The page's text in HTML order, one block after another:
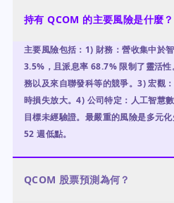
持有 QCOM 的主要風險是什麼？
主要風險包括：1) 財務：營收集中於
3.5%，且派息率 68.7% 限制了靈活
務以及來自聯發科等的競爭。3) 宏觀
時損失放大。4) 公司特定：人工智慧
目標未經驗證。最嚴重的風險是多元
52 週低點。
QCOM 股票預測為何？